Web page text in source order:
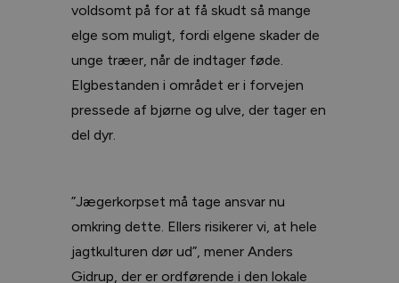
voldsomt på for at få skudt så mange
elge som muligt, fordi elgene skader de
unge træer, når de indtager føde.
Elgbestanden i området er i forvejen
pressede af bjørne og ulve, der tager en
del dyr.
”Jægerkorpset må tage ansvar nu
omkring dette. Ellers risikerer vi, at hele
jagtkulturen dør ud”, mener Anders
Gidrup, der er ordførende i den lokale